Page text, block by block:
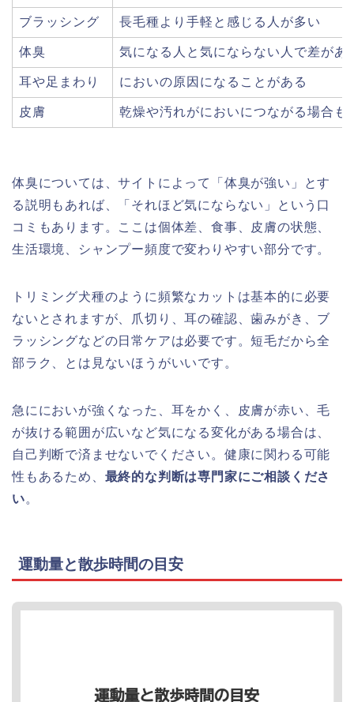
ブラッシング 長毛種より手軽と感じる人が多い
体臭 気になる人と気にならない人で差があ
耳や足まわり においの原因になることがある
皮膚 乾燥や汚れがにおいにつながる場合も
体臭については、サイトによって「体臭が強い」とす
る説明もあれば、「それほど気にならない」という口
コミもあります。ここは個体差、食事、皮膚の状態、
生活環境、シャンプー頻度で変わりやすい部分です。
トリミング犬種のように頻繁なカットは基本的に必要
ないとされますが、爪切り、耳の確認、歯みがき、ブ
ラッシングなどの日常ケアは必要です。短毛だから全
部ラク、とは見ないほうがいいです。
急ににおいが強くなった、耳をかく、皮膚が赤い、毛
が抜ける範囲が広いなど気になる変化がある場合は、
自己判断で済ませないでください。健康に関わる可能
性もあるため、 最終的な判断は専門家にご相談くださ
い。
運動量と散歩時間の目安